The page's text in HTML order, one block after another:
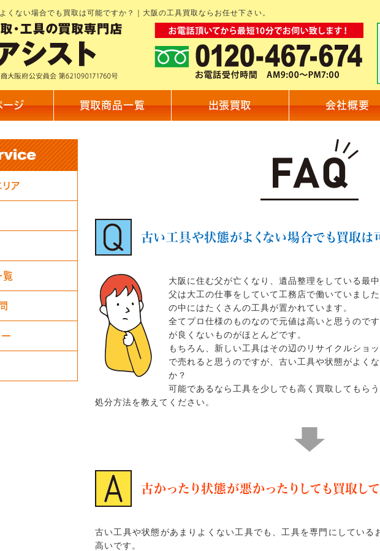
くない場合でも買取は可能ですか？｜大阪の工具買取ならお任せ下さい。
ージ 買取商品一覧 出張買取 会社概要
ア
覧
古い工具や状態がよくない場合でも買取は
大阪に住む父が亡くなり、遺品整理をしている最中
父は大工の仕事をしていて工務店で働いていまし
の中にはたくさんの工具が置かれています。
全てプロ仕様のものなので元値は高いと思うので
が良くないものがほとんどです。
もちろん、新しい工具はその辺のリサイクルショ
で売れると思うのですが、古い工具や状態がよく
か？
可能であるなら工具を少しでも高く買取してもら
処分方法を教えてください。
古かったり状態が悪かったりしても買取し
古い工具や状態があまりよくない工具でも、工具を専門にしている
高いです。